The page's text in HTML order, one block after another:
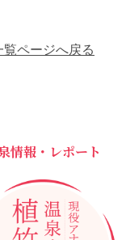
覧ページへ戻る
情報・レポート